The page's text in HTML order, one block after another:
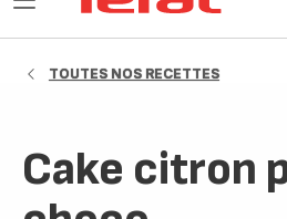
Ouvrir
TOUTES NOS RECETTES
Cake citron